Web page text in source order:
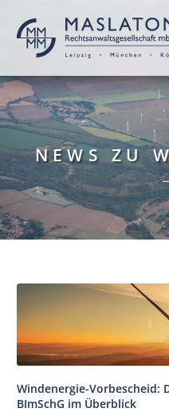
NEWS ZU
Windenergie-Vorbescheid:
BImSchG im Überblick